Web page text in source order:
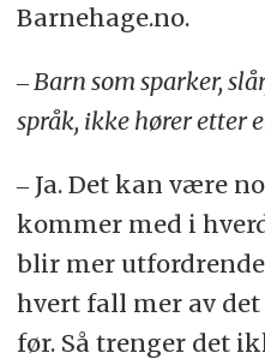
Barnehage.no.
‒ Barn som sparker,
språk, ikke hører etter
‒ Ja. Det kan være
kommer med i
blir mer
hvert fall mer av
før. Så trenger det